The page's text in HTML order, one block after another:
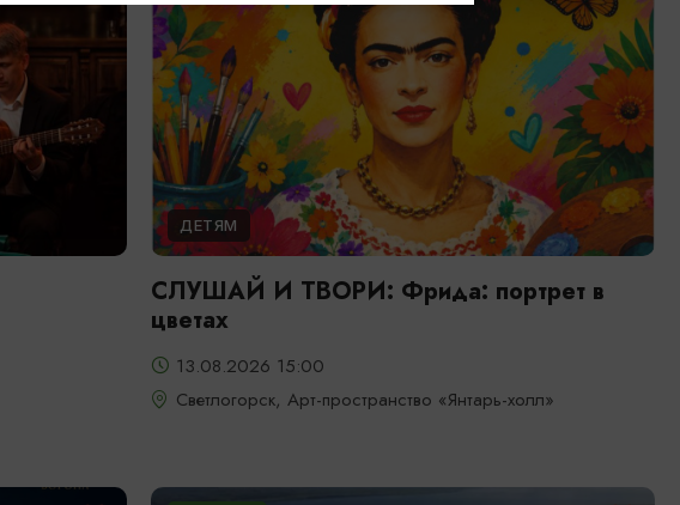
ДЕТЯМ
СЛУШАЙ И ТВОРИ: Фрида: портрет в
цветах
13.08.2026 15:00
Светлогорск, Арт-пространство «Янтарь-холл»